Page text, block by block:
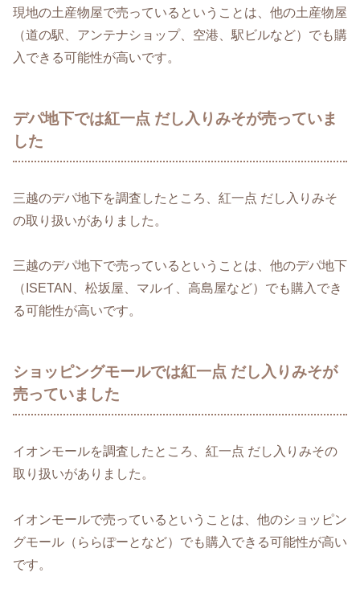
現地の土産物屋で売っているということは、他の土産物屋
（道の駅、アンテナショップ、空港、駅ビルなど）でも購
入できる可能性が高いです。
デパ地下では紅一点 だし入りみそが売っていま
した
三越のデパ地下を調査したところ、紅一点 だし入りみそ
の取り扱いがありました。
三越のデパ地下で売っているということは、他のデパ地下
（ISETAN、松坂屋、マルイ、高島屋など）でも購入でき
る可能性が高いです。
ショッピングモールでは紅一点 だし入りみそが
売っていました
イオンモールを調査したところ、紅一点 だし入りみその
取り扱いがありました。
イオンモールで売っているということは、他のショッピン
グモール（ららぽーとなど）でも購入できる可能性が高い
です。